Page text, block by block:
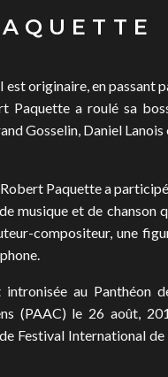
est originaire, en passant
Paquette a roulé sa
Gosselin, Daniel Lanois
Paquette a
musique et de chanson
compositeur, une
au Panthéon
(PAAC) le 26 août,
Festival International de